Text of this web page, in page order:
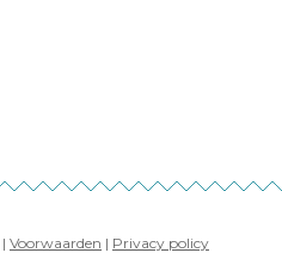
| Voorwaarden | Privacy policy